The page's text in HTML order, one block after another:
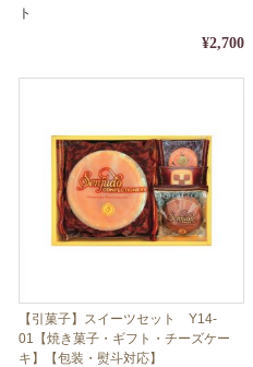
ト
¥2,700
【引菓子】スイーツセット Y14-
01【焼き菓子・ギフト・チーズケー
キ】【包装・熨斗対応】